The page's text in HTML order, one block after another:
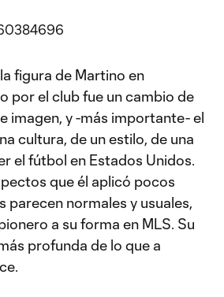
figura de Martino en
por el club fue un cambio de
imagen, y -más importante- el
cultura, de un estilo, de una
el fútbol en Estados Unidos.
que él aplicó pocos
parecen normales y usuales,
a su forma en MLS. Su
profunda de lo que a